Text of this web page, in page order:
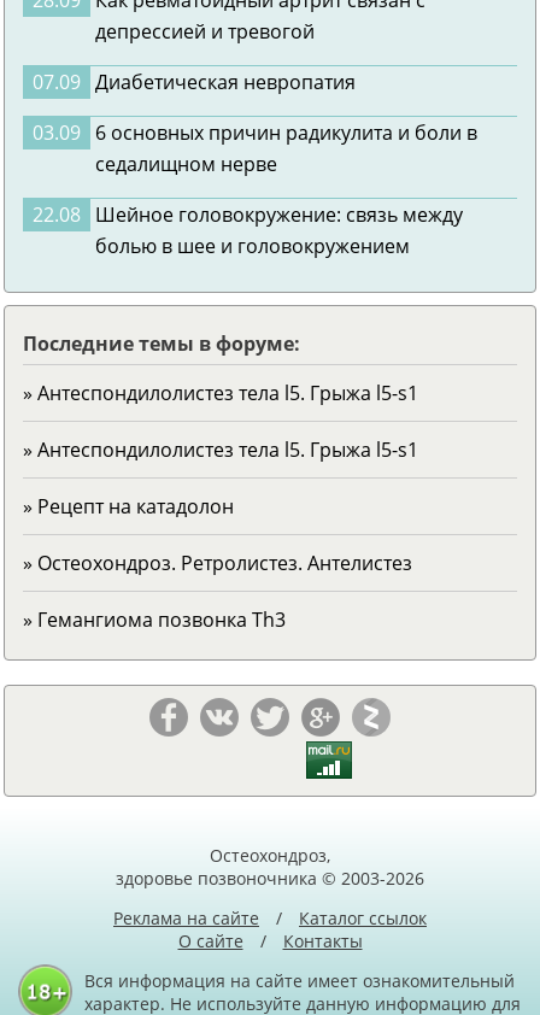
депрессией и тревогой
07.09 Диабетическая невропатия
03.09 6 основных причин радикулита и боли в
седалищном нерве
22.08 Шейное головокружение: связь между
болью в шее и головокружением
Последние темы в форуме:
» Антеспондилолистез тела l5. Грыжа l5-s1
» Антеспондилолистез тела l5. Грыжа l5-s1
» Рецепт на катадолон
» Остеохондроз. Ретролистез. Антелистез
» Гемангиома позвонка Тh3
Остеохондроз,
здоровье позвоночника © 2003-2026
Реклама на сайте
/
Каталог ссылок
О сайте
/
Контакты
Вся информация на сайте имеет ознакомительный
характер. Не используйте данную информацию для